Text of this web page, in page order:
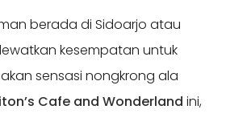
berada di Sidoarjo atau
kesempatan untuk
sensasi nongkrong ala
Cafe and Wonderland ini,